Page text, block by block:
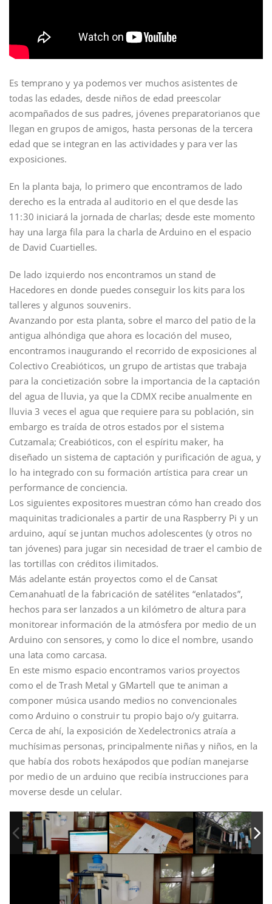
Es temprano y ya podemos ver muchos asistentes de
todas las edades, desde niños de edad preescolar
acompañados de sus padres, jóvenes preparatorianos que
llegan en grupos de amigos, hasta personas de la tercera
edad que se integran en las actividades y para ver las
exposiciones.
En la planta baja, lo primero que encontramos de lado
derecho es la entrada al auditorio en el que desde las
11:30 iniciará la jornada de charlas; desde este momento
hay una larga fila para la charla de Arduino en el espacio
de David Cuartielles.
De lado izquierdo nos encontramos un stand de
Hacedores en donde puedes conseguir los kits para los
talleres y algunos souvenirs.
Avanzando por esta planta, sobre el marco del patio de la
antigua alhóndiga que ahora es locación del museo,
encontramos inaugurando el recorrido de exposiciones al
Colectivo Creabióticos, un grupo de artistas que trabaja
para la concietización sobre la importancia de la captación
del agua de lluvia, ya que la CDMX recibe anualmente en
lluvia 3 veces el agua que requiere para su población, sin
embargo es traída de otros estados por el sistema
Cutzamala; Creabióticos, con el espíritu maker, ha
diseñado un sistema de captación y purificación de agua, y
lo ha integrado con su formación artística para crear un
performance de conciencia.
Los siguientes expositores muestran cómo han creado dos
maquinitas tradicionales a partir de una Raspberry Pi y un
arduino, aquí se juntan muchos adolescentes (y otros no
tan jóvenes) para jugar sin necesidad de traer el cambio de
las tortillas con créditos ilimitados.
Más adelante están proyectos como el de Cansat
Cemanahuatl de la fabricación de satélites “enlatados”,
hechos para ser lanzados a un kilómetro de altura para
monitorear información de la atmósfera por medio de un
Arduino con sensores, y como lo dice el nombre, usando
una lata como carcasa.
En este mismo espacio encontramos varios proyectos
como el de Trash Metal y GMartell que te animan a
componer música usando medios no convencionales
como Arduino o construir tu propio bajo o/y guitarra.
Cerca de ahí, la exposición de Xedelectronics atraía a
muchísimas personas, principalmente niñas y niños, en la
que había dos robots hexápodos que podían manejarse
por medio de un arduino que recibía instrucciones para
moverse desde un celular.